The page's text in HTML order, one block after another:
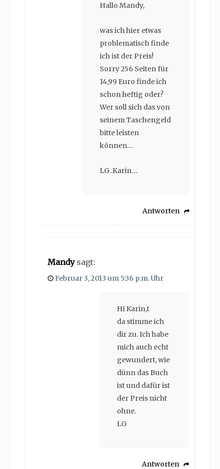
Hallo Mandy,
was ich hier etwas
problematisch finde
ich ist der Preis!
Sorry 256 Seiten für
14,99 Euro finde ich
schon heftig oder?
Wer soll sich das von
seinem Taschengeld
bitte leisten
können…
LG..Karin…
Antworten
Mandy sagt:
Februar 3, 2013 um 5:36 p.m. Uhr
Hi Karin,t
da stimme ich
dir zu. Ich habe
mich auch echt
gewundert, wie
dünn das Buch
ist und dafür ist
der Preis nicht
ohne.
LG
Antworten